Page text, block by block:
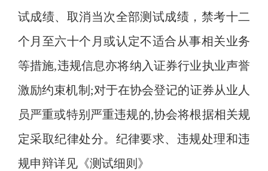
试成绩、取消当次全部测试成绩，禁考十二
个月至六十个月或认定不适合从事相关业务
等措施,违规信息亦将纳入证券行业执业声誉
激励约束机制;对于在协会登记的证券从业人
员严重或特别严重违规的,协会将根据相关规
定采取纪律处分。纪律要求、违规处理和违
规申辩详见《测试细则》